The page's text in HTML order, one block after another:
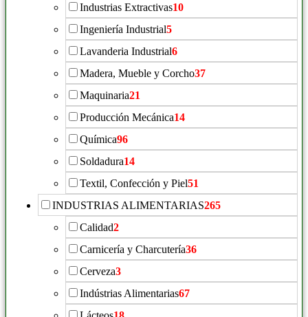
Industrias Extractivas10
Ingeniería Industrial5
Lavanderia Industrial6
Madera, Mueble y Corcho37
Maquinaria21
Producción Mecánica14
Química96
Soldadura14
Textil, Confección y Piel51
INDUSTRIAS ALIMENTARIAS265
Calidad2
Carnicería y Charcutería36
Cerveza3
Indústrias Alimentarias67